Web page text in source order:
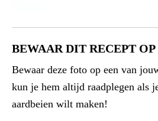
BEWAAR DIT RECEPT
Bewaar deze foto op een van
kun je hem altijd raadplegen als
aardbeien wilt maken!